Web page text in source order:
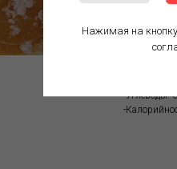
Нажимая на
Пищевая
-Углеводы:
-